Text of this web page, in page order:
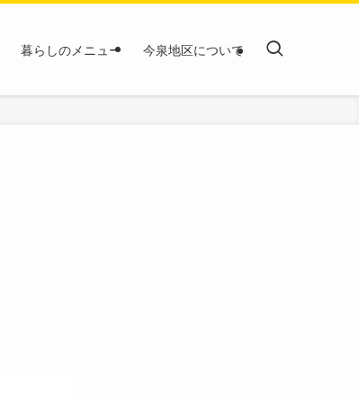
暮らしのメニュー 今泉地区について